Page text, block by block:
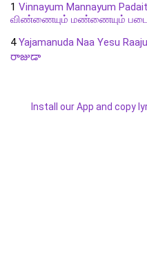
1 Vinnayum Mannayum
விண்ணையும் மண்ணையும்
4 Yajamanuda Naa Yesu
రాజుడా
Install our App and copy